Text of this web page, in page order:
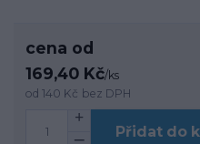
cena od
169,40 Kč/ks
od140 Kč bez DPH
Přidat do